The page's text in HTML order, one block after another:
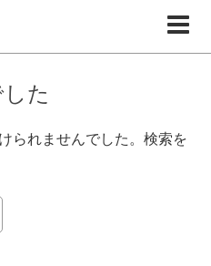
た
られませんでした。検索を